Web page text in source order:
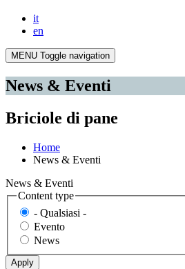
it
en
MENU Toggle navigation
News & Eventi
Briciole di pane
Home
News & Eventi
News & Eventi
Content type
- Qualsiasi -
Evento
News